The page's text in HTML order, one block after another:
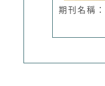
期刊名稱